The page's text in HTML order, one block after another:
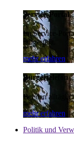
Service-Portal
Im Service-
umgestellt.
mehr erfahren
Bürgertelefon
Bei den
mehr erfahren
Politik und